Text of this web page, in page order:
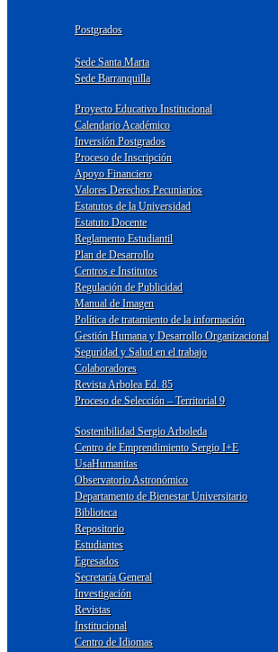
Postgrados
Sede Santa Marta
Sede Barranquilla
Proyecto Educativo Institucional
Calendario Académico
Inversión Postgrados
Proceso de Inscripción
Apoyo Financiero
Valores Derechos Pecuniarios
Estatutos de la Universidad
Estatuto Docente
Reglamento Estudiantil
Plan de Desarrollo
Centros e Institutos
Regulación de Publicidad
Manual de Imagen
Política de tratamiento de la información
Gestión Humana y Desarrollo Organizacional
Seguridad y Salud en el trabajo
Colaboradores
Revista Arbolea Ed. 85
Proceso de Selección – Territorial 9
Sostenibilidad Sergio Arboleda
Centro de Emprendimiento Sergio I+E
UsaHumanitas
Observatorio Astronómico
Departamento de Bienestar Universitario
Biblioteca
Repositorio
Estudiantes
Egresados
Secretaría General
Investigación
Revistas
Institucional
Centro de Idiomas